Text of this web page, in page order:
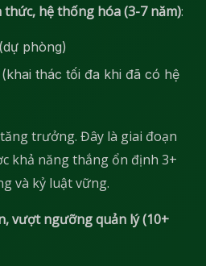
thức, hệ thống hóa (3-7 năm):
phòng)
thác tối đa khi đã có hệ
trưởng. Đây là giai đoạn
khả năng thắng ổn định 3+
và kỷ luật vững.
vượt ngưỡng quản lý (10+